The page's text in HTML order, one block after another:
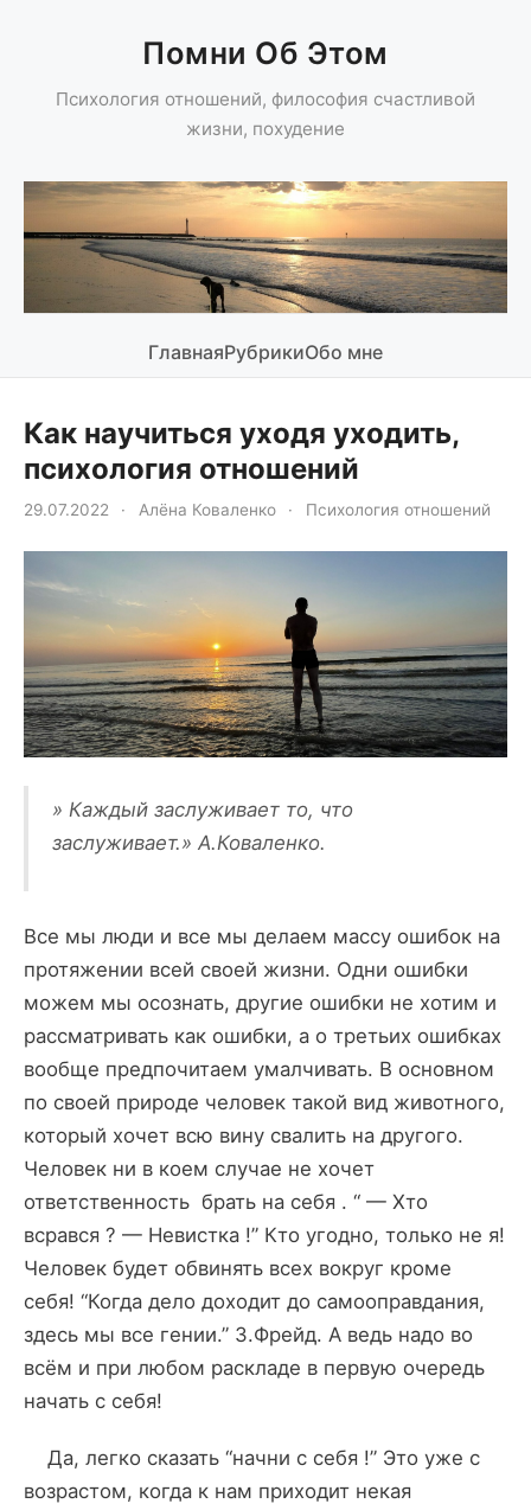
Помни Об Этом
Психология отношений, философия счастливой
жизни, похудение
ГлавнаяРубрикиОбо мне
Как научиться уходя уходить,
психология отношений
29.07.2022 · Алёна Коваленко · Психология отношений
» Каждый заслуживает то, что
заслуживает.» А.Коваленко.
Все мы люди и все мы делаем массу ошибок на
протяжении всей своей жизни. Одни ошибки
можем мы осознать, другие ошибки не хотим и
рассматривать как ошибки, а о третьих ошибках
вообще предпочитаем умалчивать. В основном
по своей природе человек такой вид животного,
который хочет всю вину свалить на другого.
Человек ни в коем случае не хочет
ответственность брать на себя . “ — Хто
всрався ? — Невистка !” Кто угодно, только не я!
Человек будет обвинять всех вокруг кроме
себя! “Когда дело доходит до самооправдания,
здесь мы все гении.” З.Фрейд. А ведь надо во
всём и при любом раскладе в первую очередь
начать с себя!
Да, легко сказать “начни с себя !” Это уже с
возрастом, когда к нам приходит некая